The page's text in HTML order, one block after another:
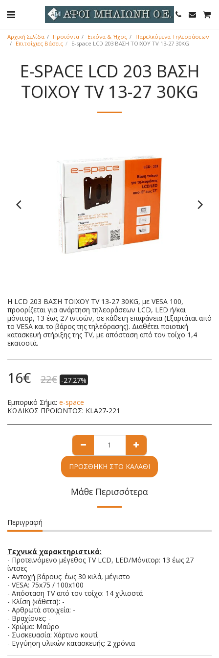
Αρχική Σελίδα Προιόντα Εικόνα & Ήχος
Παρελκόμενα Τηλεοράσεων
Επιτοίχιες Βάσεις
E-space LCD 203 ΒΑΣΗ TOIXOY TV 13-27 30KG
E-SPACE LCD 203 ΒΑΣΗ
TOIXOY TV 13-27 30KG
H LCD 203 ΒΑΣΗ TOIXOY TV 13-27 30KG, με VESA 100,
προορίζεται για ανάρτηση τηλεοράσεων LCD, LED ή/και
μόνιτορ, 13 έως 27 ιντσών, σε κάθετη επιφάνεια (Εξαρτάται από
το VESA και το βάρος της τηλεόρασης). Διαθέτει ποιοτική
κατασκευή στήριξης της TV, με απόσταση από τον τοίχο 1,4
εκατοστά.
16€ 22€ -27.27%
Εμπορικό Σήμα: e-space
ΚΩΔΙΚΟΣ ΠΡΟΪΟΝΤΟΣ: KLA27-221
ΠΡΟΣΘΉΚΗ ΣΤΟ ΚΑΛΆΘΙ
Μάθε Περισσότερα
Περιγραφή
Τεχνικά χαρακτηριστικά:
- Προτεινόμενο μέγεθος TV LCD, LED/Μόνιτορ: 13 έως 27
ίντσες
- Αντοχή βάρους: έως 30 κιλά, μέγιστο
- VESA: 75x75 / 100x100
- Απόσταση TV από τον τοίχo: 14 χιλιοστά
- Κλίση (κάθετα): -
- Αρθρωτά στοιχεία: -
- Βραχίονες: -
- Χρώμα: Μαύρο
- Συσκευασία: Χάρτινο κουτί
- Εγγύηση υλικών κατασκευής: 2 χρόνια